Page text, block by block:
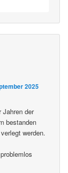
2025
Jahren der
bestanden
werden.